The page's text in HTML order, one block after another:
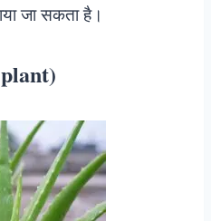
जा सकता है।